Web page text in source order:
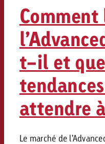
t-il et
attendre
Le marché de